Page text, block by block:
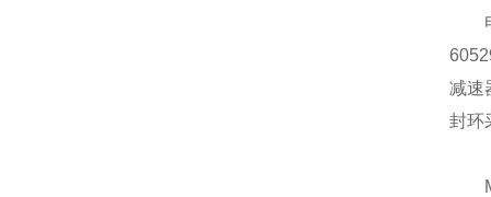
电
减速
封环